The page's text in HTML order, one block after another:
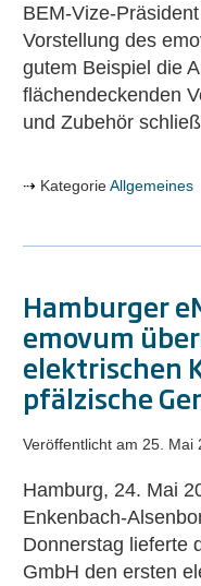
BEM-Vize-
Vorstellung des
gutem Beispiel die
flächendeckenden
und Zubehör
KategorieAllgemeines
Hamburger
emovum
elektrischen
pfälzische
Veröffentlicht am 25. Mai
Hamburg, 24. Mai
Enkenbach-
Donnerstag lieferte
GmbH den ersten